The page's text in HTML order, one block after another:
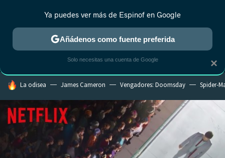
MENÚ NUEVO
ESTRENOS REALITY ANIME RANKINGS CINE
HOY SE HABLA DE
La odisea James Cameron Vengadores: Doomsday Spider-
×
Ya puedes ver más de Espinof en Google
Añádenos como fuente preferida
Solo necesitas una cuenta de Google